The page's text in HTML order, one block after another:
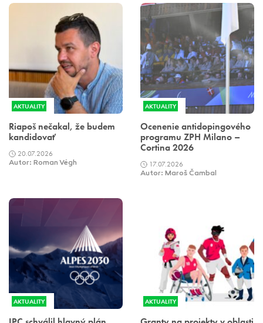
AKTUALITY
Riapoš nečakal, že budem
kandidovať
20.07.2026
Autor: Roman Végh
AKTUALITY
Ocenenie antidopingového
programu ZPH Milano –
Cortina 2026
17.07.2026
Autor: Maroš Čambal
AKTUALITY AKTUALITY